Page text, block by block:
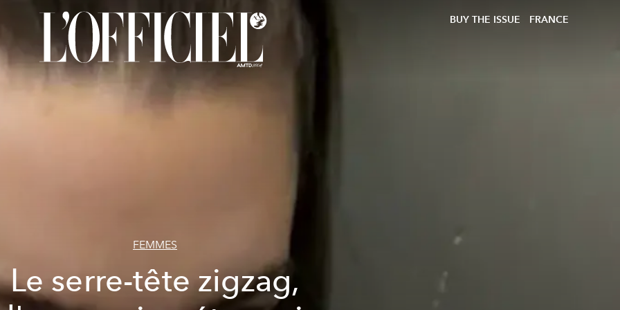
BUY THE ISSUE FRANCE
FEMMES
Le serre-tête zigzag,